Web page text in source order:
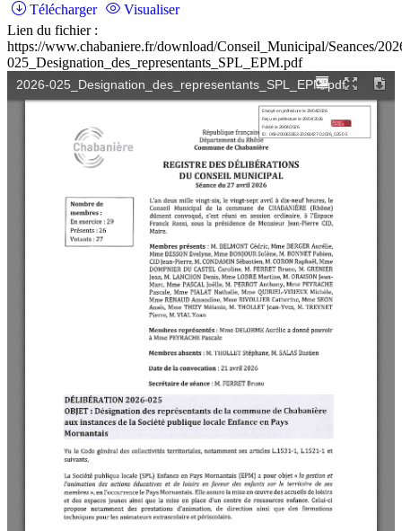
Télécharger
Visualiser
Lien du fichier :
https://www.chabaniere.fr/download/Conseil_Municipal/Seances/
025_Designation_des_representants_SPL_EPM.pdf